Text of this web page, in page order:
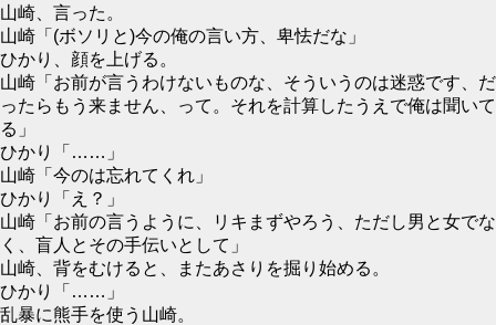
山崎、言った。
山崎「(ボソリと)今の俺の言い方、卑怯だな」
ひかり、顔を上げる。
山崎「お前が言うわけないものな、そういうのは迷惑です、だ
ったらもう来ません、って。それを計算したうえで俺は聞いて
る」
ひかり「……」
山崎「今のは忘れてくれ」
ひかり「え？」
山崎「お前の言うように、リキまずやろう、ただし男と女でな
く、盲人とその手伝いとして」
山崎、背をむけると、またあさりを掘り始める。
ひかり「……」
乱暴に熊手を使う山崎。